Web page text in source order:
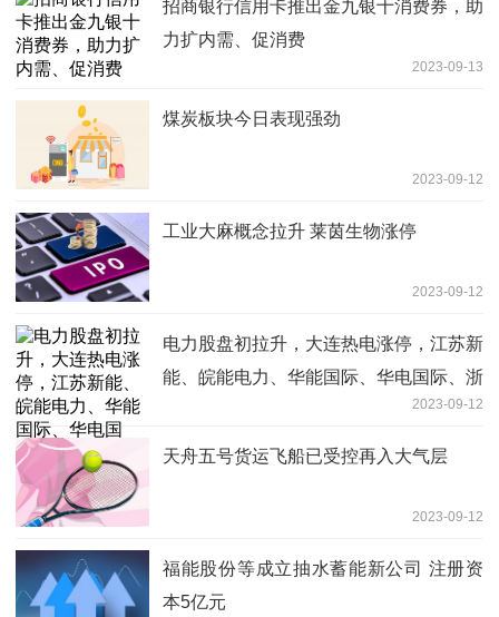
招商银行信用卡推出金九银十消费券，助
力扩内需、促消费
2023-09-13
煤炭板块今日表现强劲
2023-09-12
工业大麻概念拉升 莱茵生物涨停
2023-09-12
电力股盘初拉升，大连热电涨停，江苏新
能、皖能电力、华能国际、华电国际、浙
2023-09-12
天舟五号货运飞船已受控再入大气层
2023-09-12
福能股份等成立抽水蓄能新公司 注册资
本5亿元